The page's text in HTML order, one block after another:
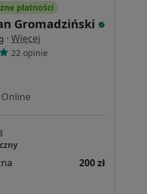
płatności
Gromadziński
· Więcej
22 opinie
Online
200 zł